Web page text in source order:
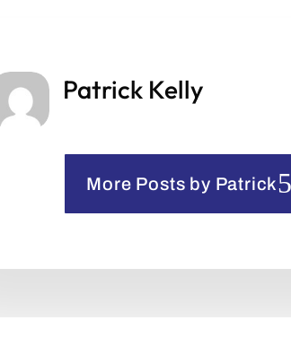
Patrick Kelly
More Posts by Patrick